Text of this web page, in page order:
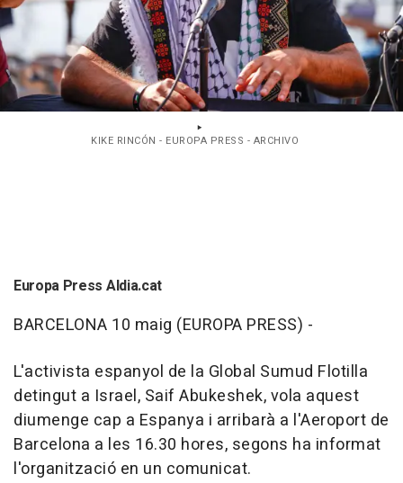
KIKE RINCÓN - EUROPA PRESS - ARCHIVO
Europa Press Aldia.cat
BARCELONA 10 maig (EUROPA PRESS) -
L'activista espanyol de la Global Sumud Flotilla
detingut a Israel, Saif Abukeshek, vola aquest
diumenge cap a Espanya i arribarà a l'Aeroport de
Barcelona a les 16.30 hores, segons ha informat
l'organització en un comunicat.